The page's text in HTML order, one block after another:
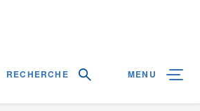
RECHERCHE MENU